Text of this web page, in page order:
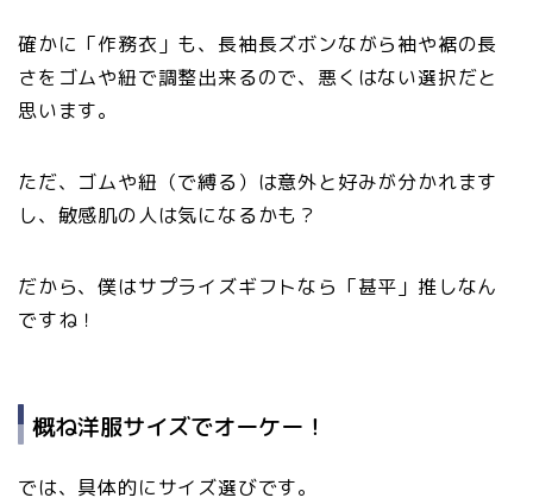
確かに「作務衣」も、長袖長ズボンながら袖や裾の長
さをゴムや紐で調整出来るので、悪くはない選択だと
思います。
ただ、ゴムや紐（で縛る）は意外と好みが分かれます
し、敏感肌の人は気になるかも？
だから、僕はサプライズギフトなら「甚平」推しなん
ですね！
概ね洋服サイズでオーケー！
では、具体的にサイズ選びです。